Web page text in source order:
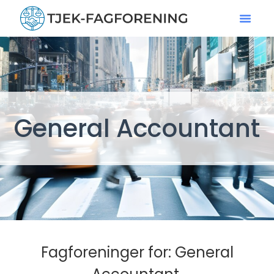
General Accountant
Fagforeninger for: General